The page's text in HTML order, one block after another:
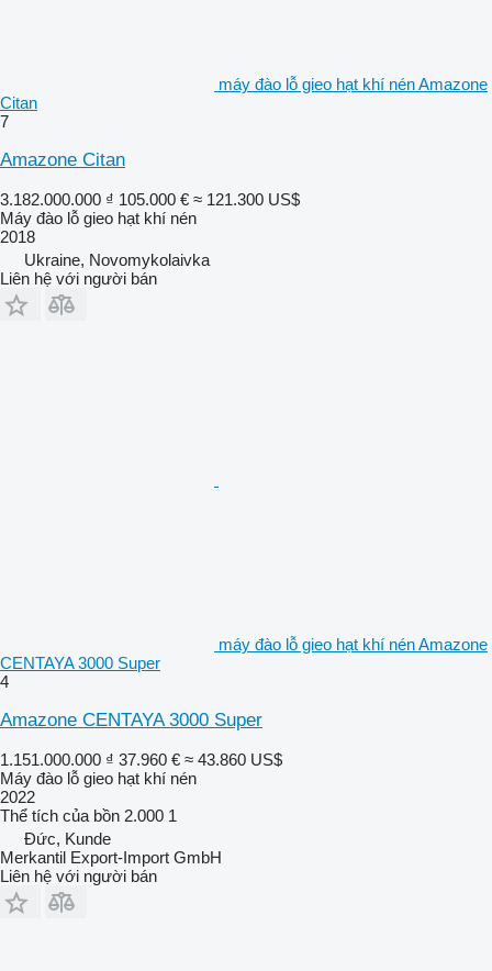
máy đào lỗ gieo hạt khí nén Amazone
Citan
7
Amazone Citan
3.182.000.000 ₫ 105.000 € ≈ 121.300 US$
Máy đào lỗ gieo hạt khí nén
2018
Ukraine, Novomykolaivka
Liên hệ với người bán
máy đào lỗ gieo hạt khí nén Amazone
CENTAYA 3000 Super
4
Amazone CENTAYA 3000 Super
1.151.000.000 ₫ 37.960 € ≈ 43.860 US$
Máy đào lỗ gieo hạt khí nén
2022
Thể tích của bồn 2.000 1
Đức, Kunde
Merkantil Export-Import GmbH
Liên hệ với người bán